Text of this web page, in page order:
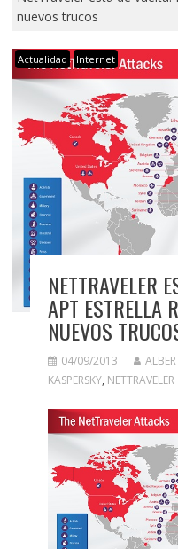
nuevos trucos
Actualidad Internet
NETTRAVELER
APT ESTRELLA
NUEVOS
04/09/2013
KASPERSKY, NETTRAVELER